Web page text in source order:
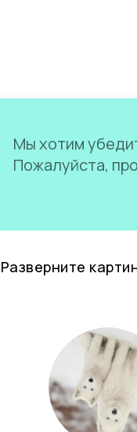
Мы хотим
Пожалуйста,
Разверните